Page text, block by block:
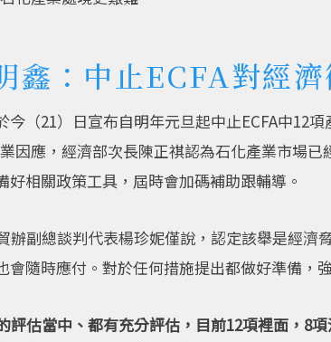
鑫：中止ECFA對經
（21）日宣布自明年元旦起中止ECFA中12
因應，經濟部次長陳正祺認為石化產業市場
相關政策工具，屆時會加碼補助跟輔導。
辦副總談判代表楊珍妮僅說，認定該舉是經濟
隨時應付。對於任何措施提出都做好準備，
估當中、都有充分評估，目前12項裡面，8